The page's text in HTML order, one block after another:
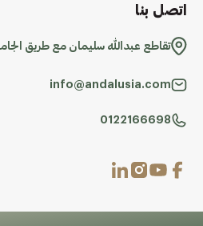
اتصل بنا
تقاطع عبدالله سليمان مع طريق
info@andalusia.com
0122166698